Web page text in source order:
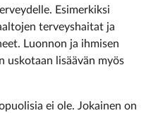
Esimerkiksi
terveyshaitat ja
Luonnon ja ihmisen
uskotaan lisäävän myös
ei ole. Jokainen on